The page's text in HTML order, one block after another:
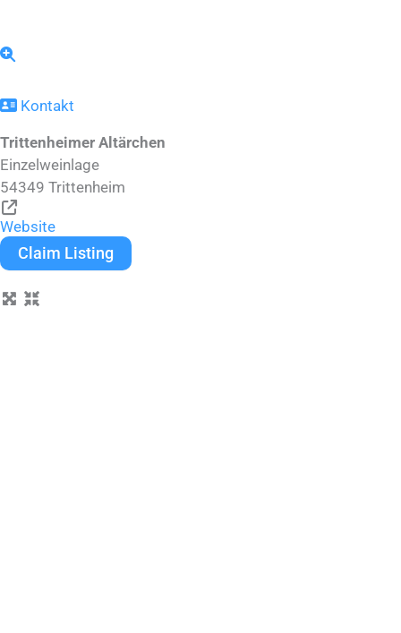
Kontakt
Trittenheimer Altärchen
Einzelweinlage
54349 Trittenheim
Website
Claim Listing